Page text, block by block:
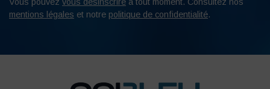
mentions légales et notre politique de confidentialité.